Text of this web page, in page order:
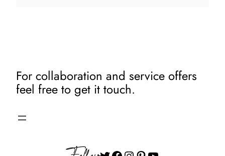
For collaboration and service offers
feel free to get it touch.